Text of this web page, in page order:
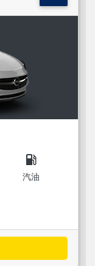
local_gas_station
汽油